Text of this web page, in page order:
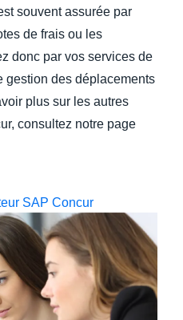
souvent assurée par
de frais ou les
donc par vos services de
gestion des déplacements
plus sur les autres
consultez notre page
SAP Concur